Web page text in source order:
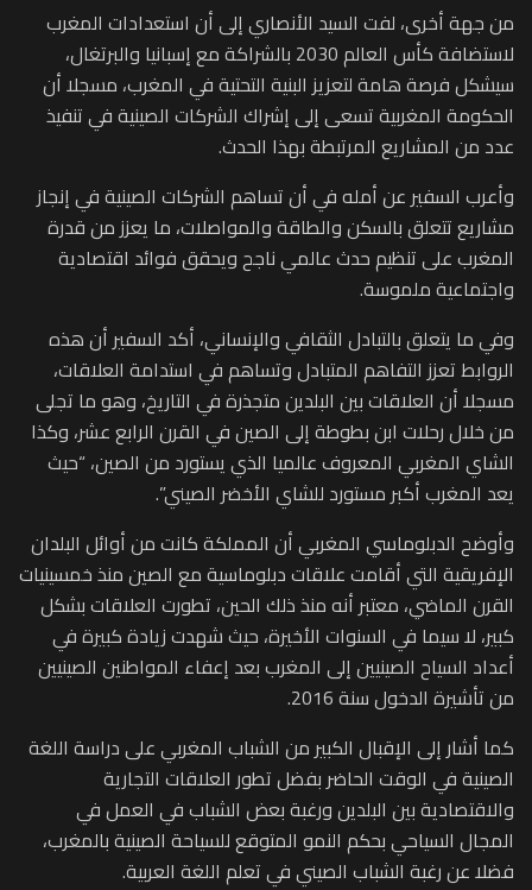
من جهة أخرى، لفت السيد الأنصاري إلى أن استعدادات المغرب
لاستضافة كأس العالم 2030 بالشراكة مع إسبانيا والبرتغال،
سيشكل فرصة هامة لتعزيز البنية التحتية في المغرب، مسجلا أن
الحكومة المغربية تسعى إلى إشراك الشركات الصينية في تنفيذ
عدد من المشاريع المرتبطة بهذا الحدث.
وأعرب السفير عن أمله في أن تساهم الشركات الصينية في إنجاز
مشاريع تتعلق بالسكن والطاقة والمواصلات، ما يعزز من قدرة
المغرب على تنظيم حدث عالمي ناجح ويحقق فوائد اقتصادية
واجتماعية ملموسة.
وفي ما يتعلق بالتبادل الثقافي والإنساني، أكد السفير أن هذه
الروابط تعزز التفاهم المتبادل وتساهم في استدامة العلاقات،
مسجلا أن العلاقات بين البلدين متجذرة في التاريخ، وهو ما تجلى
من خلال رحلات ابن بطوطة إلى الصين في القرن الرابع عشر، وكذا
الشاي المغربي المعروف عالميا الذي يستورد من الصين، “حيث
يعد المغرب أكبر مستورد للشاي الأخضر الصيني”.
وأوضح الدبلوماسي المغربي أن المملكة كانت من أوائل البلدان
الإفريقية التي أقامت علاقات دبلوماسية مع الصين منذ خمسينيات
القرن الماضي، معتبر أنه منذ ذلك الحين، تطورت العلاقات بشكل
كبير، لا سيما في السنوات الأخيرة، حيث شهدت زيادة كبيرة في
أعداد السياح الصينيين إلى المغرب بعد إعفاء المواطنين الصينيين
من تأشيرة الدخول سنة 2016.
كما أشار إلى الإقبال الكبير من الشباب المغربي على دراسة اللغة
الصينية في الوقت الحاضر بفضل تطور العلاقات التجارية
والاقتصادية بين البلدين ورغبة بعض الشباب في العمل في
المجال السياحي بحكم النمو المتوقع للسياحة الصينية بالمغرب،
فضلا عن رغبة الشباب الصيني في تعلم اللغة العربية.